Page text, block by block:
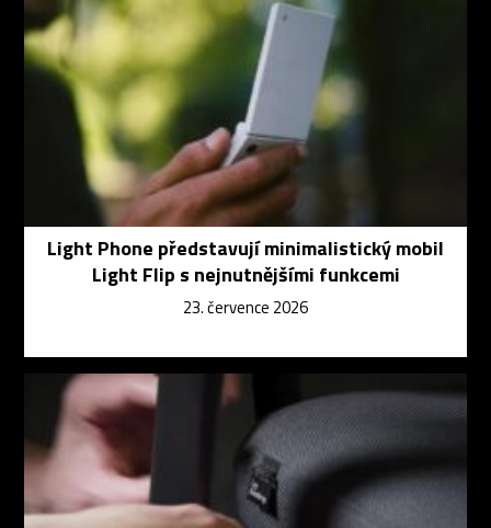
Light Phone představují minimalistický mobil
Light Flip s nejnutnějšími funkcemi
23. července 2026